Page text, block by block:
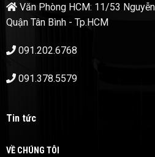
Văn Phòng HCM: 11/53
Quận Tân Bình - Tp.HCM
091.202.6768
091.378.5579
Tin tức
VỀ CHÚNG TÔI